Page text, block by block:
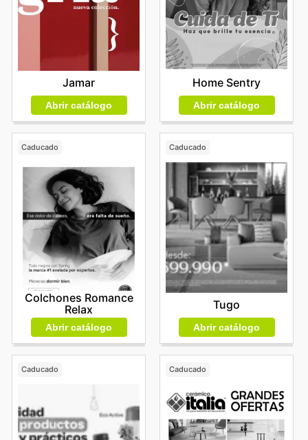
Jamar
Abrir catálogo
Home Sentry
Abrir catálogo
Caducado
Colchones Romance
Relax
Abrir catálogo
Caducado
Tugo
Abrir catálogo
Caducado Caducado